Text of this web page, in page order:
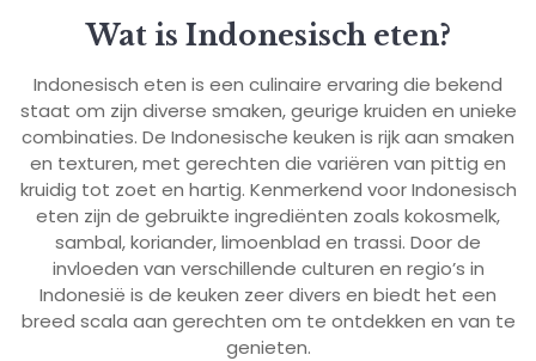
Wat is Indonesisch eten?
Indonesisch eten is een culinaire ervaring die bekend
staat om zijn diverse smaken, geurige kruiden en unieke
combinaties. De Indonesische keuken is rijk aan smaken
en texturen, met gerechten die variëren van pittig en
kruidig tot zoet en hartig. Kenmerkend voor Indonesisch
eten zijn de gebruikte ingrediënten zoals kokosmelk,
sambal, koriander, limoenblad en trassi. Door de
invloeden van verschillende culturen en regio’s in
Indonesië is de keuken zeer divers en biedt het een
breed scala aan gerechten om te ontdekken en van te
genieten.